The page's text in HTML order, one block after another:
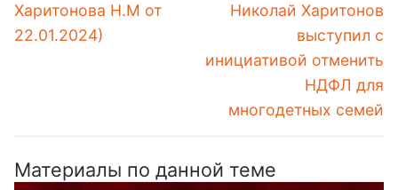
Харитонова Н.М от
22.01.2024)
Николай Харитонов
выступил с
инициативой отменить
НДФЛ для
многодетных семей
Материалы по данной теме